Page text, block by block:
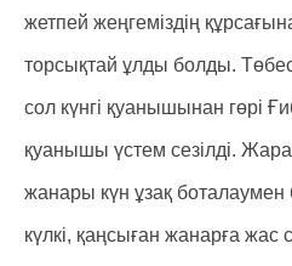
жетпей жеңгеміздің
торсықтай ұлды болды.
сол күнгі қуанышынан гөрі
қуанышы үстем сезілді.
жанары күн ұзақ боталаумен
күлкі, қаңсыған жанарға жас